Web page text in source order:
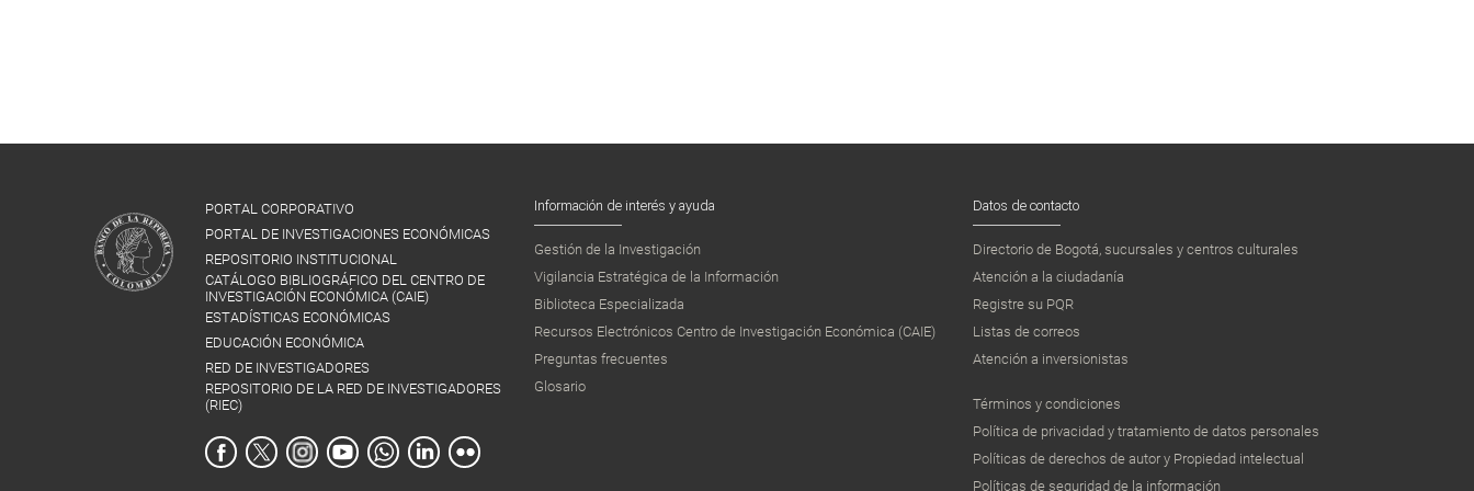
PORTAL CORPORATIVO
PORTAL DE INVESTIGACIONES ECONÓMICAS
REPOSITORIO INSTITUCIONAL
CATÁLOGO BIBLIOGRÁFICO DEL CENTRO DE
INVESTIGACIÓN ECONÓMICA (CAIE)
ESTADÍSTICAS ECONÓMICAS
EDUCACIÓN ECONÓMICA
RED DE INVESTIGADORES
REPOSITORIO DE LA RED DE INVESTIGADORES
(RIEC)
Información de interés y ayuda
Gestión de la Investigación
Vigilancia Estratégica de la Información
Biblioteca Especializada
Recursos Electrónicos Centro de Investigación Económica (CAIE)
Preguntas frecuentes
Glosario
Datos de contacto
Directorio de Bogotá, sucursales y centros culturales
Atención a la ciudadanía
Registre su PQR
Listas de correos
Atención a inversionistas
Términos y condiciones
Política de privacidad y tratamiento de datos personales
Políticas de derechos de autor y Propiedad intelectual
Políticas de seguridad de la información